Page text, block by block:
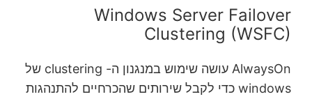
Windows Server Failover
Clustering (WSFC)
AlwaysOn עושה שימוש במנגנון ה- clustering של
windows כדי לקבל שירותים שהכרחיים להתנהגות